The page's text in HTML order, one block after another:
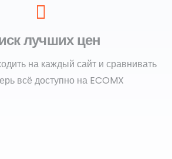
лучших цен
на каждый сайт и сравнивать
всё доступно на ECOMX